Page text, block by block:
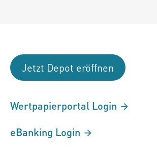
Jetzt Depot eröffnen
Wertpapierportal Login
eBanking Login